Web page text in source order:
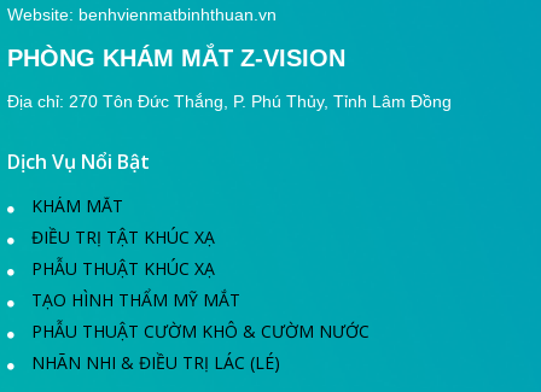
Website: benhvienmatbinhthuan.vn
PHÒNG KHÁM MẮT Z-VISION
Địa chỉ: 270 Tôn Đức Thắng, P. Phú Thủy, Tỉnh Lâm Đồng
Dịch Vụ Nổi Bật
KHÁM MẮT
ĐIỀU TRỊ TẬT KHÚC XẠ
PHẪU THUẬT KHÚC XẠ
TẠO HÌNH THẨM MỸ MẮT
PHẪU THUẬT CƯỜM KHÔ & CƯỜM NƯỚC
NHÃN NHI & ĐIỀU TRỊ LÁC (LÉ)